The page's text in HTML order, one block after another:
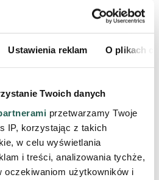
Ustawienia reklam O plikach
Twoich danych
przetwarzamy Twoje
IP, korzystając z takich
w celu wyświetlania
i treści, analizowania tychże,
oczekiwaniom użytkowników i
PRODUKT CHWILOWO
NIEDOSTĘPNY